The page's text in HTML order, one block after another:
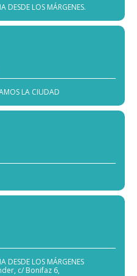
DESDE LOS MÁRGENES.
LA CIUDAD
DESDE LOS MÁRGENES
, c/ Bonifaz 6,